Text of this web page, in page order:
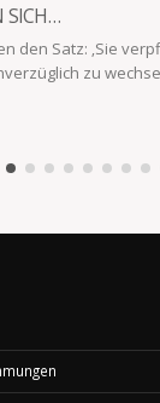
SICH…
den Satz: ‚Sie
zu